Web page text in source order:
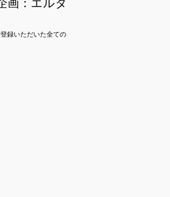
画：エルタ
録いただいた全ての